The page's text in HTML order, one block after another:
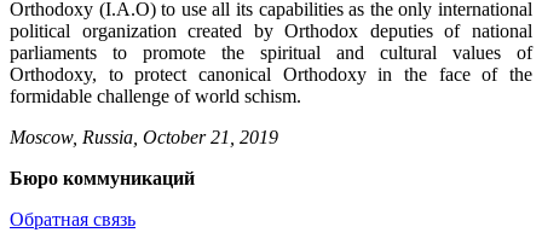
Orthodoxy (I.A.O) to use all its capabilities as the only international
political organization created by Orthodox deputies of national
parliaments to promote the spiritual and cultural values of
Orthodoxy, to protect canonical Orthodoxy in the face of the
formidable challenge of world schism.
Moscow, Russia, October 21, 2019
Бюро коммуникаций
Обратная связь